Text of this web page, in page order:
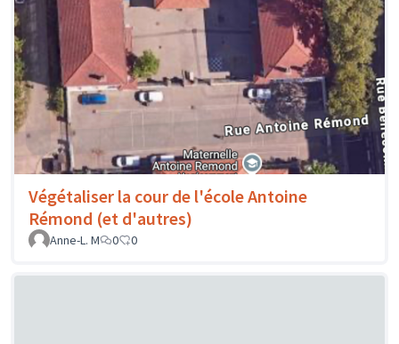
Végétaliser la cour de l'école Antoine
Rémond (et d'autres)
Anne-L. M 0 0